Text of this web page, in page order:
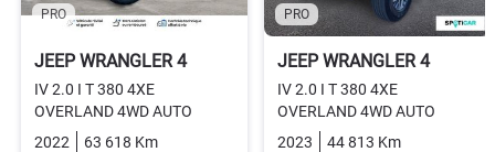
PRO
JEEP WRANGLER 4
IV 2.0 I T 380 4XE
OVERLAND 4WD AUTO
2022
63 618 Km Hybrid_essence_electric
PRO
JEEP WRANGLER 4
IV 2.0 I T 380 4XE
OVERLAND 4WD AUTO
2023
44 813 Km